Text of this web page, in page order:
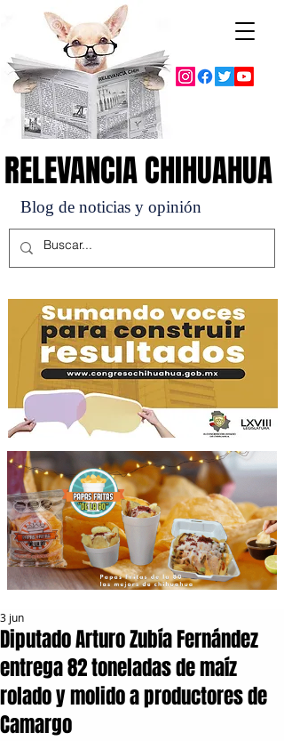
Blog de noticias y opinión
RELEVANCIA CHIHUAHUA
RELEVANCIA CHIHUAHUA
Diputado Arturo Zubía Fernández
entrega 82 toneladas de maíz
rolado y molido a productores de
Camargo
3 jun